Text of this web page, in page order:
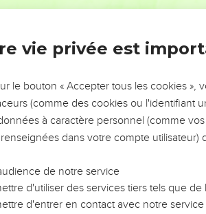
que Dieu, qui a ramené le Seigneur Jésus
c’est pour vous ; de cette façon,
ainsi le nombre de prières de
perdons jamais courage. Même si
de jour en jour.
en ce moment est légère en
qu’elle nous prépare.
attention non pas sur ce qui est visible,
vie privée est
le bouton « Accepter tous les cookies »,
(comme des cookies ou l'identifiant
à caractère personnel (comme
dans votre compte utilisateur)
de notre service
d'utiliser des services tiers tels que
d'entrer en contact avec notre